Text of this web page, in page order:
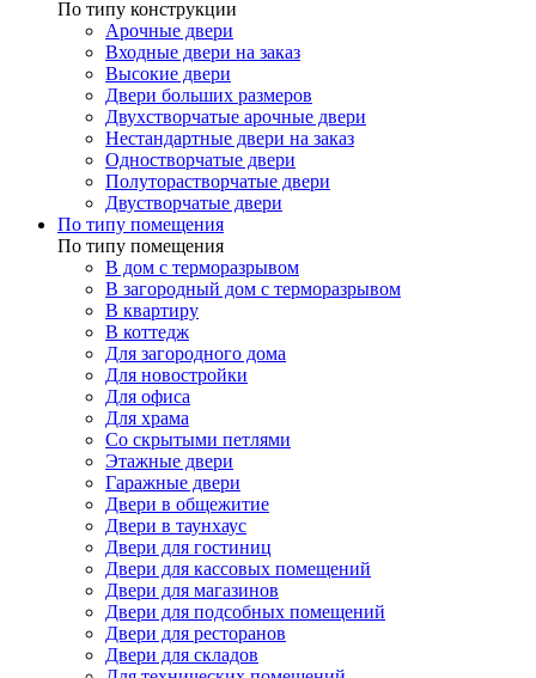
По типу конструкции
Арочные двери
Входные двери на заказ
Высокие двери
Двери больших размеров
Двухстворчатые арочные двери
Нестандартные двери на заказ
Одностворчатые двери
Полуторастворчатые двери
Двустворчатые двери
По типу помещения
По типу помещения
В дом с терморазрывом
В загородный дом с терморазрывом
В квартиру
В коттедж
Для загородного дома
Для новостройки
Для офиса
Для храма
Со скрытыми петлями
Этажные двери
Гаражные двери
Двери в общежитие
Двери в таунхаус
Двери для гостиниц
Двери для кассовых помещений
Двери для магазинов
Двери для подсобных помещений
Двери для ресторанов
Двери для складов